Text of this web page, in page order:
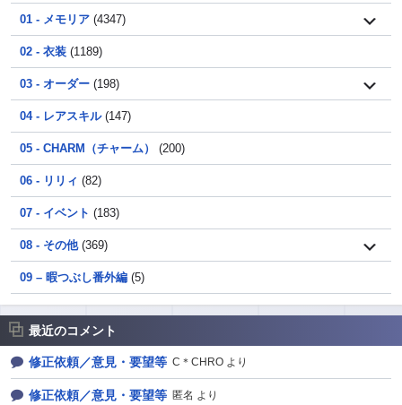
01 - メモリア (4347)
02 - 衣装 (1189)
03 - オーダー (198)
04 - レアスキル(147)
05 - CHARM（チャーム） (200)
06 - リリィ (82)
07 - イベント (183)
08 - その他(369)
09 – 暇つぶし番外編 (5)
最近のコメント
修正依頼／意見・要望等 C＊CHRO より
修正依頼／意見・要望等 匿名 より